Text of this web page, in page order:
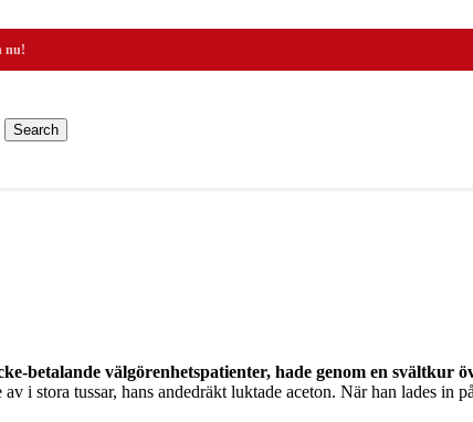
nu!
Search
betalande välgörenhetspatienter, hade genom en svältkur
i stora tussar, hans andedräkt luktade aceton. När han lades